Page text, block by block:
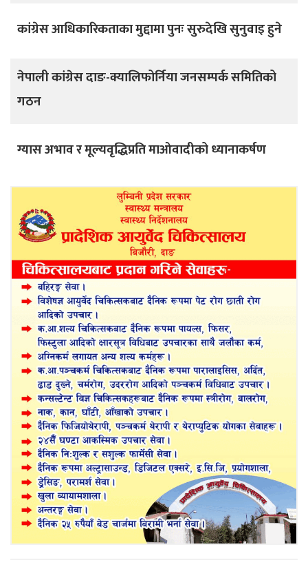
कांग्रेस आधिकारिकताका मुद्दामा पुनः सुरुदेखि सुनुवाइ हुने
नेपाली कांग्रेस दाङ-क्यालिफोर्निया जनसम्पर्क समितिको
गठन
ग्यास अभाव र मूल्यवृद्धिप्रति माओवादीको ध्यानाकर्षण